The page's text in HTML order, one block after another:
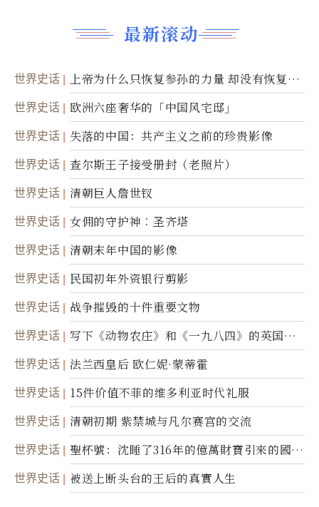
最新滚动
世界史话
上帝为什么只恢复参孙的力量 却没有恢复祂
的视力
世界史话 欧洲六座奢华的「中国风宅邸」
世界史话 失落的中国：共产主义之前的珍贵影像
世界史话 查尔斯王子接受册封（老照片）
世界史话 清朝巨人詹世钗
世界史话 女佣的守护神︰圣齐塔
世界史话 清朝末年中国的影像
世界史话 民国初年外资银行剪影
世界史话 战争摧毁的十件重要文物
世界史话
写下《动物农庄》和《一九八四》的英国作
家乔治．欧威尔
世界史话 法兰西皇后 欧仁妮·蒙蒂霍
世界史话 15件价值不菲的维多利亚时代礼服
世界史话 清朝初期 紫禁城与凡尔赛宫的交流
世界史话
聖杯號：沈睡了316年的億萬財寶引來的國際
糾紛
世界史话 被送上断头台的王后的真實人生